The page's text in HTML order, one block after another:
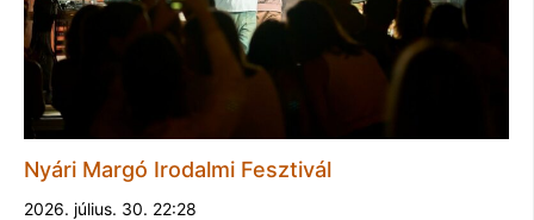
Nyári Margó Irodalmi Fesztivál
2026. július. 30. 22:28